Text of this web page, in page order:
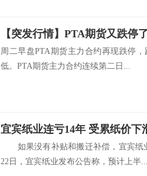
【突发行情】PTA期货又跌停
周二早盘PTA期货主力合约再现跌停
低。PTA期货主力合约连续第二日...
宜宾纸业连亏14年 受累纸价下
如果没有补贴和搬迁补偿，宜宾
22日，宜宾纸业发布公告称，预计上半